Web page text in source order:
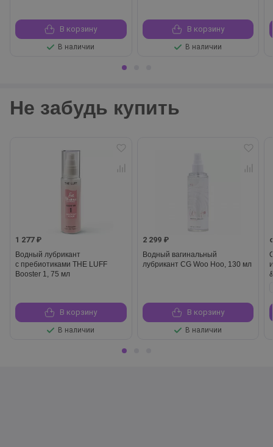
В корзину
В наличии
В корзину
В наличии
Не забудь купить
1 277 ₽
Водный лубрикант
с пребиотиками THE LUFF
Booster 1, 75 мл
В корзину
В наличии
2 299 ₽
Водный вагинальный
лубрикант CG Woo Hoo, 130 мл
В корзину
В наличии